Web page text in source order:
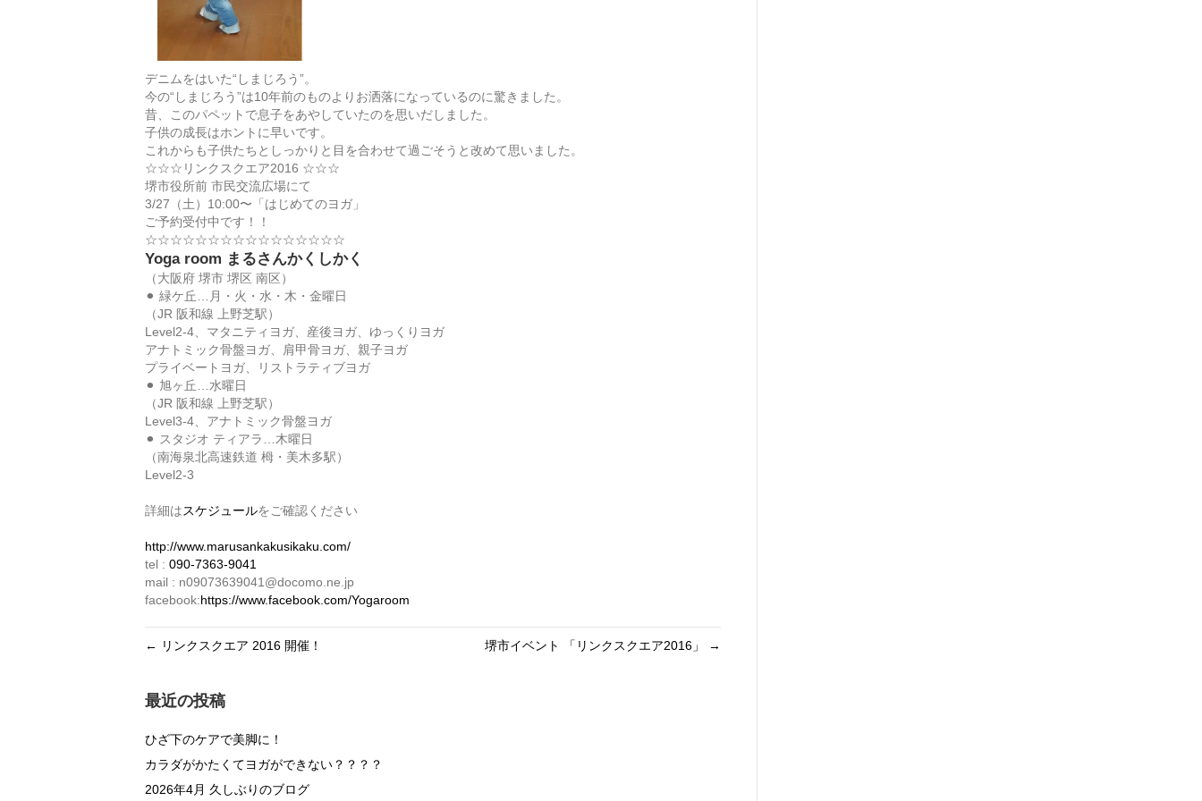
デニムをはいた“しまじろう”。
今の“しまじろう”は10年前のものよりお洒落になっているのに驚きました。
昔、このパペットで息子をあやしていたのを思いだしました。
子供の成長はホントに早いです。
これからも子供たちとしっかりと目を合わせて過ごそうと改めて思いました。
☆☆☆リンクスクエア2016 ☆☆☆
堺市役所前 市民交流広場にて
3/27（土）10:00〜「はじめてのヨガ」
ご予約受付中です！！
☆☆☆☆☆☆☆☆☆☆☆☆☆☆☆☆
Yoga room まるさんかくしかく
（大阪府 堺市 堺区 南区）
⚫︎ 緑ケ丘…月・火・水・木・金曜日
（JR 阪和線 上野芝駅）
Level2-4、マタニティヨガ、産後ヨガ、ゆっくりヨガ
アナトミック骨盤ヨガ、肩甲骨ヨガ、親子ヨガ
プライベートヨガ、リストラティブヨガ
⚫︎ 旭ヶ丘…水曜日
（JR 阪和線 上野芝駅）
Level3-4、アナトミック骨盤ヨガ
⚫︎ スタジオ ティアラ…木曜日
（南海泉北高速鉄道 栂・美木多駅）
Level2-3
詳細はスケジュールをご確認ください
http://www.marusankakusikaku.com/
tel : 090-7363-9041
mail : n09073639041@docomo.ne.jp
facebook:https://www.facebook.com/Yogaroom
← リンクスクエア 2016 開催！ 堺市イベント 「リンクスクエア2016」 →
最近の投稿
ひざ下のケアで美脚に！
カラダがかたくてヨガができない？？？？
2026年4月 久しぶりのブログ